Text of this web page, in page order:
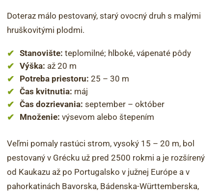
Doteraz málo pestovaný, starý ovocný druh s malými
hruškovitými plodmi.
Stanovište: teplomilné; hlboké, vápenaté pôdy
Výška: až 20 m
Potreba priestoru: 25 – 30 m
Čas kvitnutia: máj
Čas dozrievania: september – október
Množenie: výsevom alebo štepením
Veľmi pomaly rastúci strom, vysoký 15 – 20 m, bol
pestovaný v Grécku už pred 2500 rokmi a je rozšírený
od Kaukazu až po Portugalsko v južnej Európe a v
pahorkatinách Bavorska, Bádenska-Württemberska,